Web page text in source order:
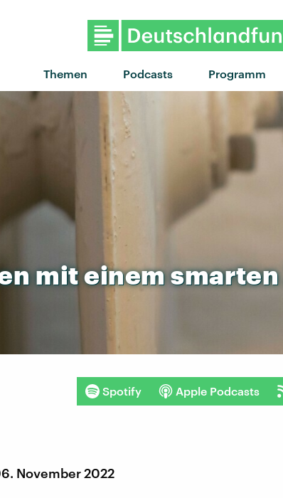
Themen Podcasts Programm
miteinemsmarten
Spotify Apple Podcasts
November 2022